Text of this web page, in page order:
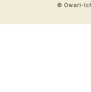
© Owari-